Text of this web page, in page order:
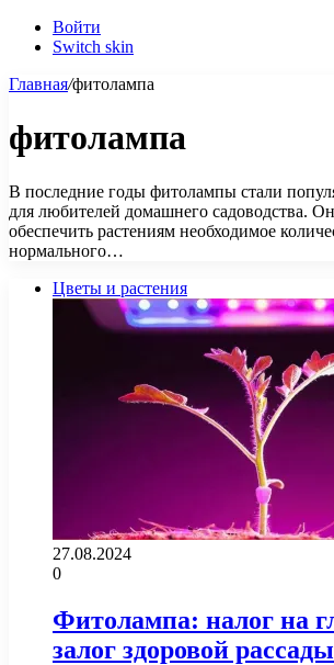
Войти
Switch skin
Главная/фитолампа
фитолампа
В последние годы фитолампы стали
для любителей домашнего садоводства.
обеспечить растениям необходимое
нормального…
Цветы и растения
27.08.2024
0
Фитолампа: налог на
залог здоровой